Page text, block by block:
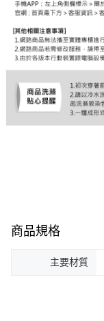
商品規格
主要材質